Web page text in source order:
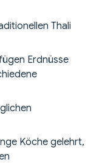
Thali
Erdnüsse
Köche gelehrt,